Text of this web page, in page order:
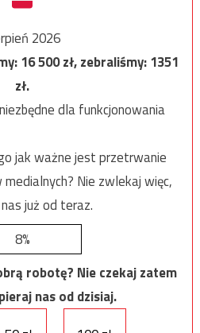
2026
16 500zł, zebraliśmy:1351
zł.
dla funkcjonowania
jak ważne jest przetrwanie
Nie zwlekaj więc,
już od teraz.
8%
robotę? Nie czekaj zatem
nas od dzisiaj.